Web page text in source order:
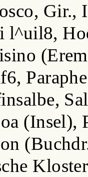
l^uil8,
(Insel),